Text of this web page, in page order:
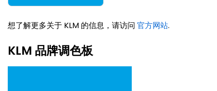
想了解更多关于 KLM 的信息，请访问 官方网站.
KLM 品牌调色板